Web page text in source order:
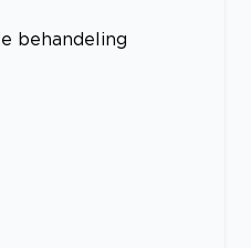
behandeling